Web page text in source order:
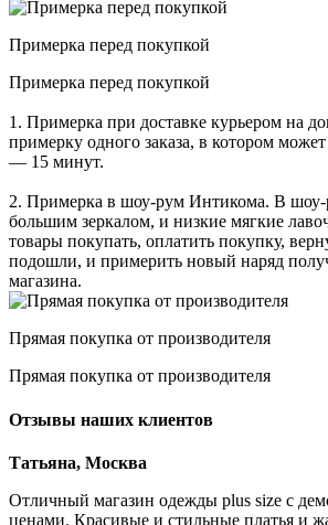
Примерка перед покупкой
Примерка перед покупкой
1. Примерка при доставке курьером на
примерку одного заказа, в котором
— 15 минут.
2. Примерка в шоу-рум Интикома. В шоу-
большим зеркалом, и низкие мягкие
товары покупать, оплатить покупку,
подошли, и примерить новый наряд
магазина.
Прямая покупка от производителя
Прямая покупка от производителя
Отзывы наших клиентов
Татьяна, Москва
Отличный магазин одежды plus size с
ценами. Красивые и стильные платья и